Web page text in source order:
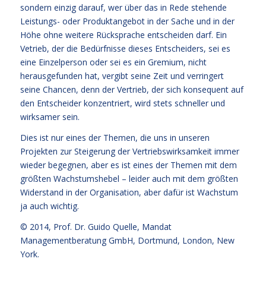
sondern einzig darauf, wer über das in Rede stehende
Leistungs- oder Produktangebot in der Sache und in der
Höhe ohne weitere Rücksprache entscheiden darf. Ein
Vetrieb, der die Bedürfnisse dieses Entscheiders, sei es
eine Einzelperson oder sei es ein Gremium, nicht
herausgefunden hat, vergibt seine Zeit und verringert
seine Chancen, denn der Vertrieb, der sich konsequent auf
den Entscheider konzentriert, wird stets schneller und
wirksamer sein.
Dies ist nur eines der Themen, die uns in unseren
Projekten zur Steigerung der Vertriebswirksamkeit immer
wieder begegnen, aber es ist eines der Themen mit dem
größten Wachstumshebel – leider auch mit dem größten
Widerstand in der Organisation, aber dafür ist Wachstum
ja auch wichtig.
© 2014, Prof. Dr. Guido Quelle, Mandat
Managementberatung GmbH, Dortmund, London, New
York.